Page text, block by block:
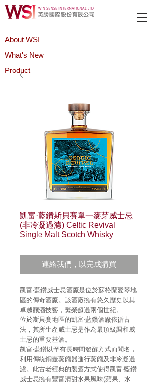
About WSI
What's New
Product
凱富·藍鑽斯貝賽單一麥芽威士忌
(非冷凝過濾) Celtic Revival
Single Malt Scotch Whisky
連絡我們，以完成購買
凱富‧藍鑽威士忌酒廠是位於蘇格蘭愛琴地
區的傳奇酒廠。該酒廠擁有悠久歷史以其
卓越釀酒技藝，繁榮超過兩個世紀。
位於斯貝賽地區的凱富‧藍鑽酒廠依循古
法，其所生產威士忌是作為最頂級調和威
士忌的重要基酒。
凱富‧藍鑽以罕有長時間發酵方式而聞名，
利用傳統銅壺蒸餾器進行蒸餾及非冷凝過
濾。此古老經典的製酒方式使得凱富‧藍鑽
威士忌擁有豐富清甜水果風味(蘋果、水